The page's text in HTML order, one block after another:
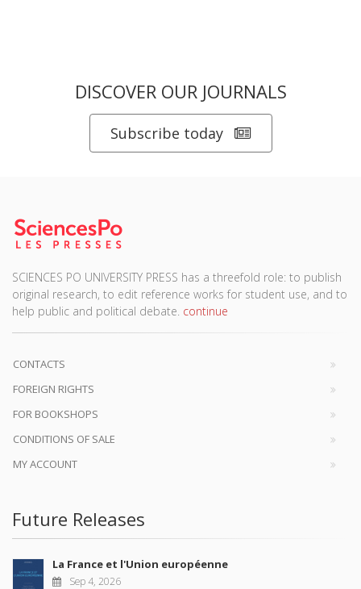
DISCOVER OUR JOURNALS
Subscribe today
SCIENCES PO UNIVERSITY PRESS has a threefold role: to publish
original research, to edit reference works for student use, and to
help public and political debate. continue
CONTACTS
FOREIGN RIGHTS
FOR BOOKSHOPS
CONDITIONS OF SALE
MY ACCOUNT
Future Releases
La France et l'Union européenne
Sep 4, 2026